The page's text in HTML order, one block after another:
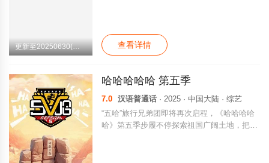
更新至20250630(第12期加更) 查看详情
哈哈哈哈哈 第五季
7.0 汉语普通话 · 2025 · 中国大陆 · 综艺
“五哈”旅行兄弟团即将再次启程，《哈哈哈哈
哈》第五季步履不停探索祖国广阔土地，把快